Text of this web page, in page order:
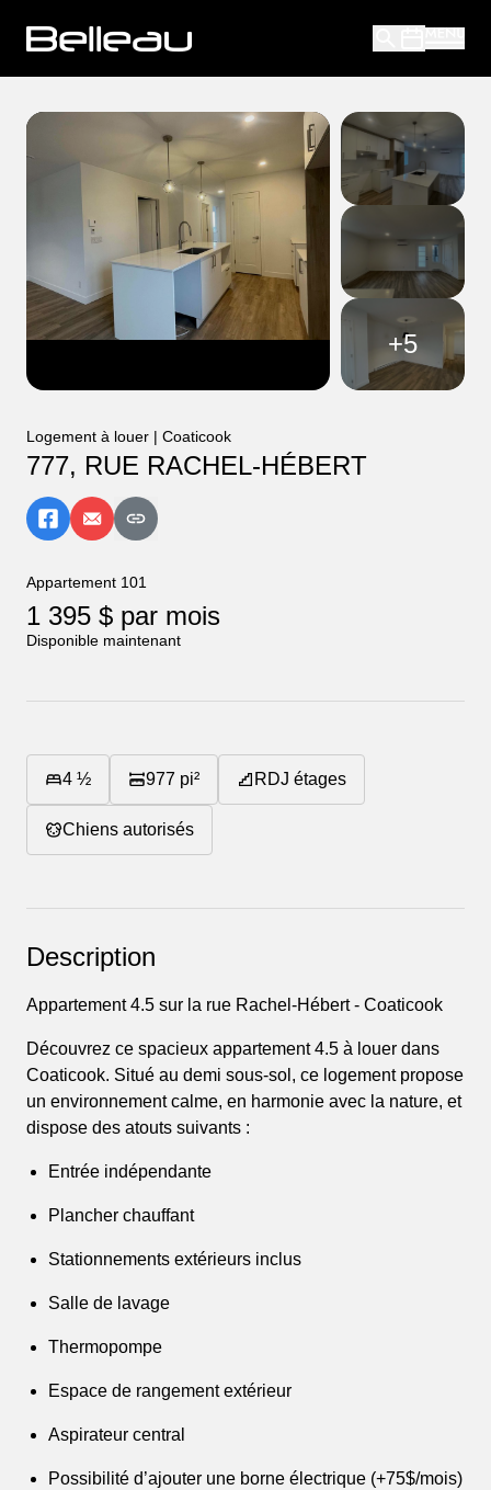
+5
Logement à louer | Coaticook
777, RUE RACHEL-HÉBERT
Appartement 101
1 395 $ par mois
Disponible maintenant
4 ½ 977 pi² RDJ étages
Chiens autorisés
Description
Appartement 4.5 sur la rue Rachel-Hébert - Coaticook
Découvrez ce spacieux appartement 4.5 à louer dans
Coaticook. Situé au demi sous-sol, ce logement propose
un environnement calme, en harmonie avec la nature, et
dispose des atouts suivants :
Entrée indépendante
Plancher chauffant
Stationnements extérieurs inclus
Salle de lavage
Thermopompe
Espace de rangement extérieur
Aspirateur central
Possibilité d’ajouter une borne électrique (+75$/mois)